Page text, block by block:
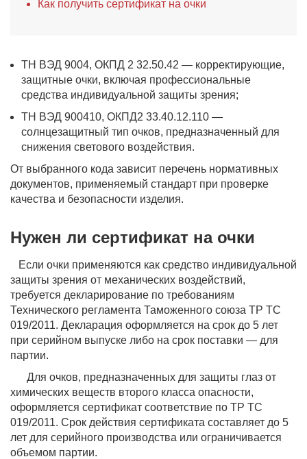
Как получить сертификат на очки
ТН ВЭД 9004, ОКПД 2 32.50.42 — корректирующие,
защитные очки, включая профессиональные
средства индивидуальной защиты зрения;
ТН ВЭД 900410, ОКПД2 33.40.12.110 —
солнцезащитный тип очков, предназначенный для
снижения светового воздействия.
От выбранного кода зависит перечень нормативных
документов, применяемый стандарт при проверке
качества и безопасности изделия.
Нужен ли сертификат на очки
Если очки применяются как средство индивидуальной
защиты зрения от механических воздействий,
требуется декларирование по требованиям
Технического регламента Таможенного союза ТР ТС
019/2011. Декларация оформляется на срок до 5 лет
при серийном выпуске либо на срок поставки — для
партии.
Для очков, предназначенных для защиты глаз от
химических веществ второго класса опасности,
оформляется сертификат соответствие по ТР ТС
019/2011. Срок действия сертификата составляет до 5
лет для серийного производства или ограничивается
объемом партии.